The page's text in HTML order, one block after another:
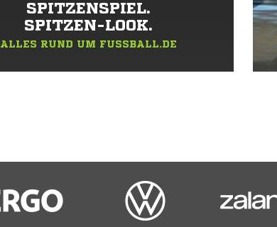
SPITZENSPIEL.
SPITZEN-LOOK.
ALLES RUND UM FUSSBALL.DE